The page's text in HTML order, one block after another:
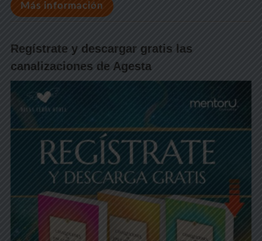
Más información
Regístrate y descargar gratis las
canalizaciones de Agesta